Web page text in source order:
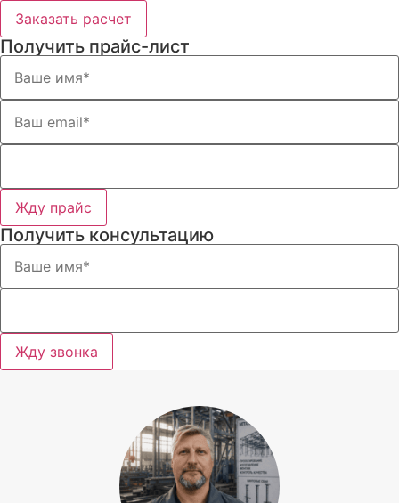
Заказать расчет
Получить прайс-лист
Жду прайс
Получить консультацию
Жду звонка